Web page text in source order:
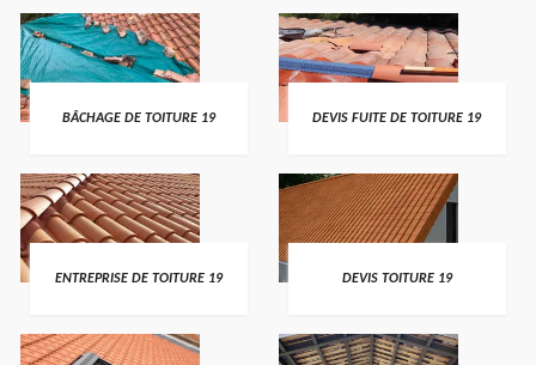
BÂCHAGE DE TOITURE 19 DEVIS FUITE DE TOITURE 19
ENTREPRISE DE TOITURE 19 DEVIS TOITURE 19